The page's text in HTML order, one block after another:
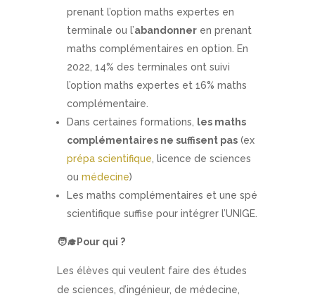
prenant l’option maths expertes en
terminale ou l’abandonneren prenant
maths complémentaires en option. En
2022, 14% des terminales ont suivi
l’option maths expertes et 16% maths
complémentaire.
Dans certaines formations,
les maths
complémentaires ne suffisent pas(ex
prépa scientifique , licence de sciences
ou médecine)
Les maths complémentaires et une spé
scientifique suffise pour intégrer l’UNIGE.
🧑 Pour qui ?
Les élèves qui veulent faire des études
de sciences, d’ingénieur, de médecine,